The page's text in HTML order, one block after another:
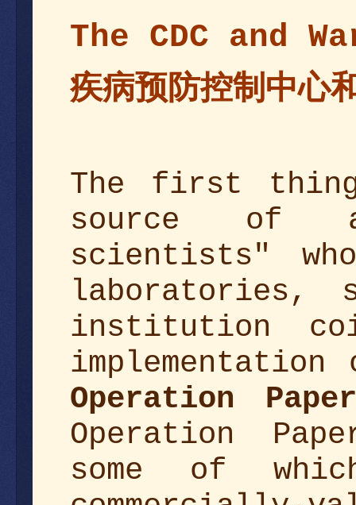
The CDC and
疾病预防控制中心
The first
source of
scientists"
laboratories,
institution
Operation
Operation
some of